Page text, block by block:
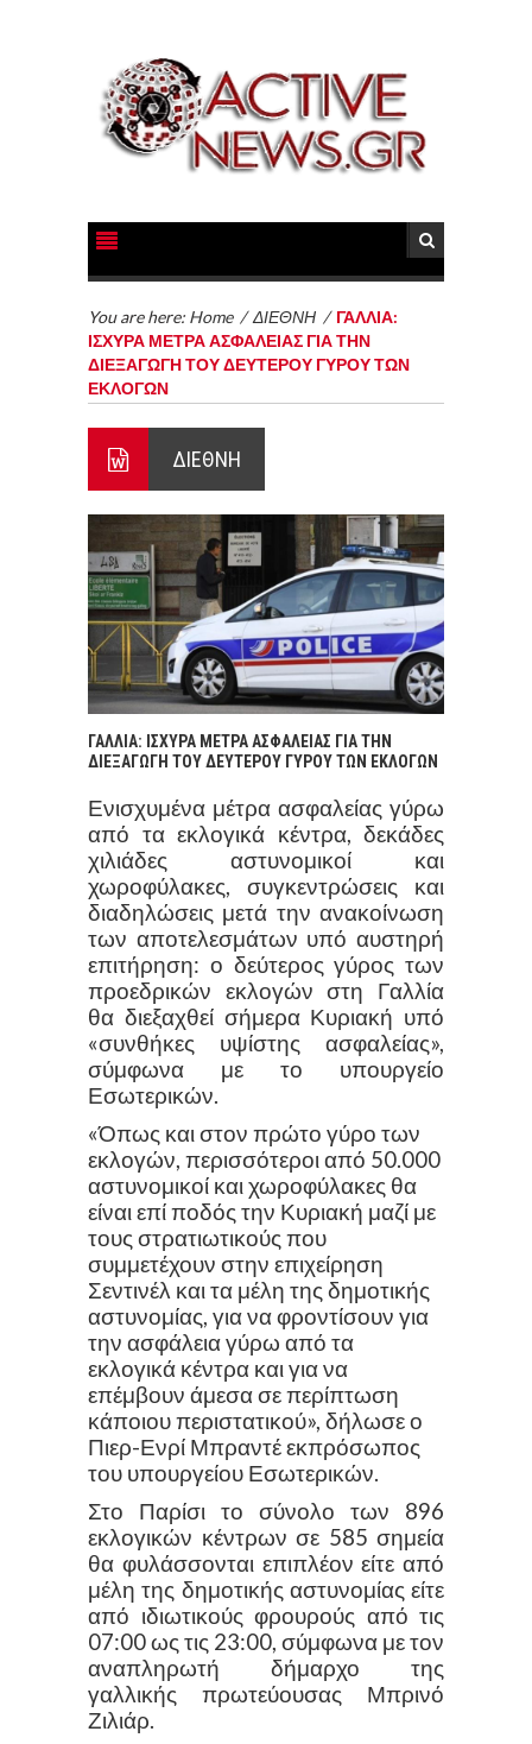
You are here: Home /ΔΙΕΘΝΗ / ΓΑΛΛΙΑ:
ΙΣΧΥΡΑ ΜΕΤΡΑ ΑΣΦΑΛΕΙΑΣ ΓΙΑ ΤΗΝ
ΔΙΕΞΑΓΩΓΗ ΤΟΥ ΔΕΥΤΕΡΟΥ ΓΥΡΟΥ ΤΩΝ
ΕΚΛΟΓΩΝ
ΔΙΕΘΝΗ
ΓΑΛΛΙΑ: ΙΣΧΥΡΑ ΜΕΤΡΑ ΑΣΦΑΛΕΙΑΣ ΓΙΑ ΤΗΝ
ΔΙΕΞΑΓΩΓΗ ΤΟΥ ΔΕΥΤΕΡΟΥ ΓΥΡΟΥ ΤΩΝ ΕΚΛΟΓΩΝ
Ενισχυμένα μέτρα ασφαλείας γύρω
από τα εκλογικά κέντρα, δεκάδες
χιλιάδες αστυνομικοί και
χωροφύλακες, συγκεντρώσεις και
διαδηλώσεις μετά την ανακοίνωση
των αποτελεσμάτων υπό αυστηρή
επιτήρηση: ο δεύτερος γύρος των
προεδρικών εκλογών στη Γαλλία
θα διεξαχθεί σήμερα Κυριακή υπό
«συνθήκες υψίστης ασφαλείας»,
σύμφωνα με το υπουργείο
Εσωτερικών.
«Όπως και στον πρώτο γύρο των
εκλογών, περισσότεροι από 50.000
αστυνομικοί και χωροφύλακες θα
είναι επί ποδός την Κυριακή μαζί με
τους στρατιωτικούς που
συμμετέχουν στην επιχείρηση
Σεντινέλ και τα μέλη της δημοτικής
αστυνομίας, για να φροντίσουν για
την ασφάλεια γύρω από τα
εκλογικά κέντρα και για να
επέμβουν άμεσα σε περίπτωση
κάποιου περιστατικού», δήλωσε ο
Πιερ-Ενρί Μπραντέ εκπρόσωπος
του υπουργείου Εσωτερικών.
Στο Παρίσι το σύνολο των 896
εκλογικών κέντρων σε 585 σημεία
θα φυλάσσονται επιπλέον είτε από
μέλη της δημοτικής αστυνομίας είτε
από ιδιωτικούς φρουρούς από τις
07:00 ως τις 23:00, σύμφωνα με τον
αναπληρωτή δήμαρχο της
γαλλικής πρωτεύουσας Μπρινό
Ζιλιάρ.